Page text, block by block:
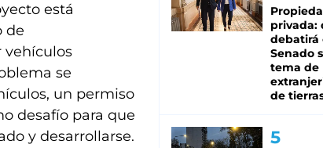
está
de
vehículos
se
un permiso
desafío para que
y desarrollarse.
privada:
debatirá
Senado
tema de
de